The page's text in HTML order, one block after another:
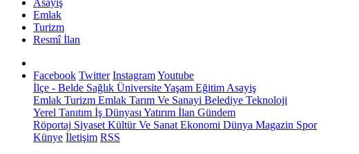
Asayiş
Emlak
Turizm
Resmî İlan
Facebook Twitter InstagramYoutube
İlçe - Belde Sağlık ÜniversiteYaşam Eğitim Asayiş
Emlak Turizm Emlak Tarım Ve Sanayi Belediye Teknoloji
Yerel Tanıtım İş Dünyası Yatırım İlan Gündem
Röportaj Siyaset Kültür Ve Sanat Ekonomi Dünya Magazin Spor
Künye İletişim RSS